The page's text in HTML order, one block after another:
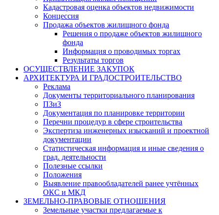
Кадастровая оценка объектов недвижимости
Концессия
Продажа объектов жилищного фонда
Решения о продаже объектов жилищного
фонда
Информация о проводимых торгах
Результаты торгов
ОСУЩЕСТВЛЕНИЕ ЗАКУПОК
АРХИТЕКТУРА И ГРАДОСТРОИТЕЛЬСТВО
Реклама
Документы территориального планирования
ПЗиЗ
Документация по планировке территории
Перечни процедур в сфере строительства
Экспертиза инженерных изысканий и проектной
документации
Статистическая информация и иные сведения о
град. деятельности
Полезные ссылки
Положения
Выявление правообладателей ранее учтённых
ОКС и МКД
ЗЕМЕЛЬНО-ПРАВОВЫЕ ОТНОШЕНИЯ
Земельные участки предлагаемые к